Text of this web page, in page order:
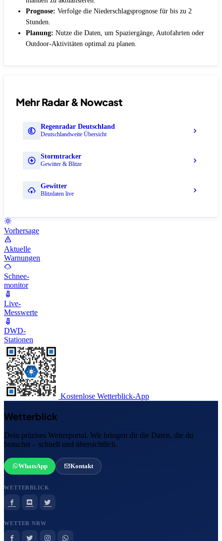
Prognose: Verfolge die Niederschlagsprognose für bis zu 2
Stunden.
Planung: Nutze die Daten, um Spaziergänge, Autofahrten oder
Outdoor-Aktivitäten optimal zu planen.
Mehr Radar & Nowcast
Regenradar Deutschland
Deutschlandweite Übersicht
Stormtracker
Gewitter & Blitze
Gewitter
Blitzdaten live
Vorhersage
Aktuelle
Warnungen
Schnee-
monitor
Live-
Messwerte
DWD-
Stationen
Kostenlose Wetterblick-App
Wetterblick
Dein präzises Wetterportal. Wir bringen dir die Daten, die du
brauchst – schnell und übersichtlich.
WhatsApp Kontakt
WETTERBLICK
WETTER NRW